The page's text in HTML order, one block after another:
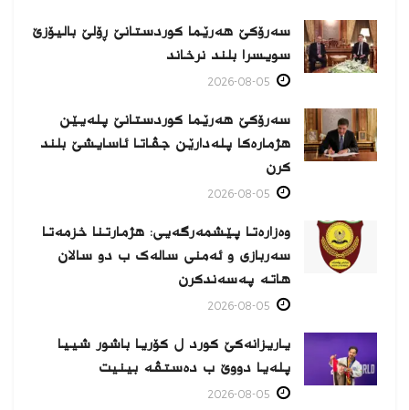
سەرۆکێ هەرێما کوردستانێ ڕۆلێ بالیۆزێ
سویسرا بلند نرخاند
سەرۆکێ هەرێما کوردستانێ پلەیێن
هژمارەكا پلەدارێن جڤاتا ئاسایشێ بلند
كرن
وەزارەتا پێشمەرگەیی: هژمارتنا خزمەتا
سەربازی و ئەمنی سالەک ب دو سالان
هاتە پەسەندكرن
یاریزانەكێ کورد ل کۆریا باشور شییا
پلەیا دووێ ب دەستڤە بینیت